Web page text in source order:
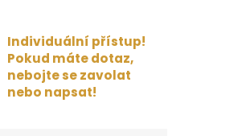
Individuální přístup!
Pokud máte dotaz,
nebojte se zavolat
nebo napsat!